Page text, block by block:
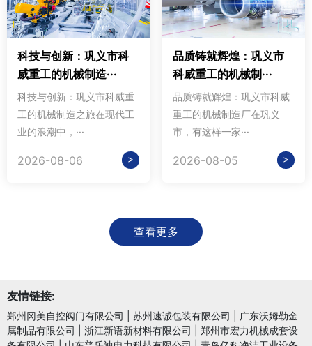
科技与创新：巩义市科
威重工的机械制造···
科技与创新：巩义市科威重
工的机械制造之旅在现代工
业的浪潮中，···
2026-08-06 >
品质铸就辉煌：巩义市
科威重工的机械制···
品质铸就辉煌：巩义市科威
重工的机械制造厂在巩义
市，有这样一家···
2026-08-05 >
查看更多
友情链接:
郑州冈美自控阀门有限公司 苏州速诚包装有限公司
广东沃姆勒金
属制品有限公司
浙江新语新材料有限公司
郑州市宏力机械成套设